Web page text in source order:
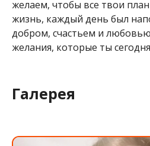
желаем, чтобы все твои
жизнь, каждый день был
добром, счастьем и
желания, которые ты
Галерея